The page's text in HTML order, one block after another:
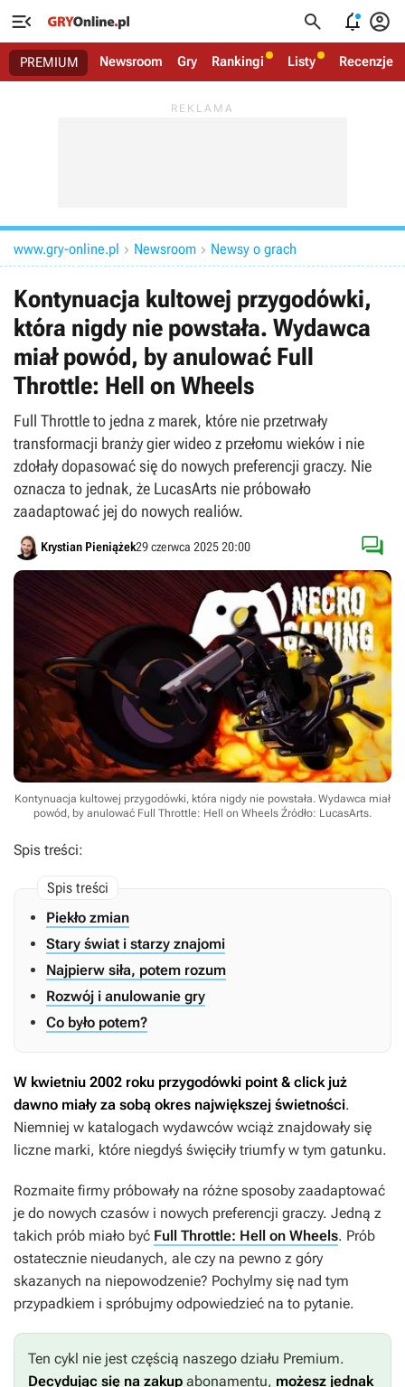
   
PREMIUM Newsroom Gry Rankingi Listy Recenzje
www.gry-online.pl  Newsroom  Newsy o grach
Kontynuacja kultowej przygodówki,
która nigdy nie powstała. Wydawca
miał powód, by anulować Full
Throttle: Hell on Wheels
Full Throttle to jedna z marek, które nie przetrwały
transformacji branży gier wideo z przełomu wieków i nie
zdołały dopasować się do nowych preferencji graczy. Nie
oznacza to jednak, że LucasArts nie próbowało
zaadaptować jej do nowych realiów.
Krystian Pieniążek29 czerwca 2025 20:00 
Kontynuacja kultowej przygodówki, która nigdy nie powstała. Wydawca miał
powód, by anulować Full Throttle: Hell on Wheels Źródło: LucasArts.
Spis treści:
Piekło zmian
Stary świat i starzy znajomi
Najpierw siła, potem rozum
Rozwój i anulowanie gry
Co było potem?
W kwietniu 2002 roku przygodówki point & click już
dawno miały za sobą okres największej świetności.
Niemniej w katalogach wydawców wciąż znajdowały się
liczne marki, które niegdyś święciły triumfy w tym gatunku.
Rozmaite firmy próbowały na różne sposoby zaadaptować
je do nowych czasów i nowych preferencji graczy. Jedną z
takich prób miało być Full Throttle: Hell on Wheels. Prób
ostatecznie nieudanych, ale czy na pewno z góry
skazanych na niepowodzenie? Pochylmy się nad tym
przypadkiem i spróbujmy odpowiedzieć na to pytanie.
Ten cykl nie jest częścią naszego działu Premium.
Decydując się na zakup abonamentu, możesz jednak